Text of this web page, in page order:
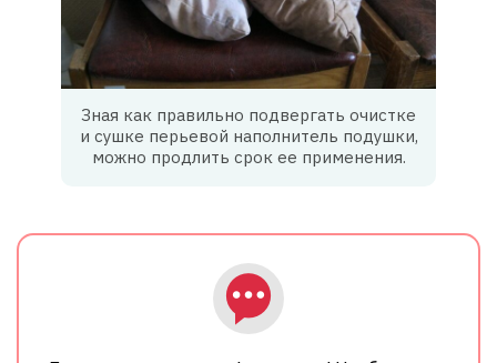
Зная как правильно подвергать очистке
и сушке перьевой наполнитель подушки,
можно продлить срок ее применения.